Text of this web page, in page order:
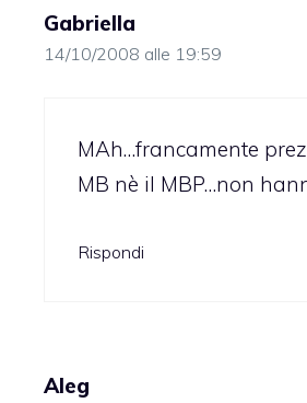
Gabriella
14/10/2008 alle 19:59
MAh…francamente
MB nè il MBP…non
Rispondi
Aleg